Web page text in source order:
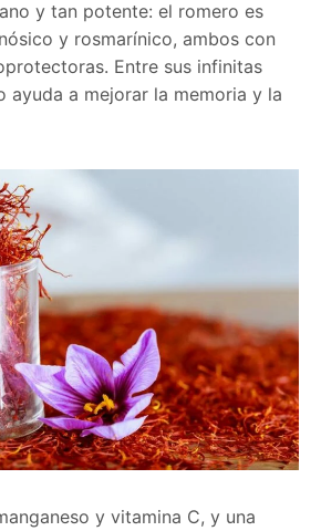
y tan potente: el romero es
y rosmarínico, ambos con
Entre sus infinitas
ayuda a mejorar la memoria y la
y vitamina C, y una